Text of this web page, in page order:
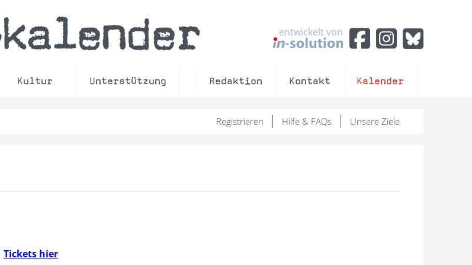
kalender entwickelt von
Kultur Unterstützung Redaktion Kontakt Kalender
Unsere Ziele
Hilfe & FAQs
Registrieren
Tickets hier